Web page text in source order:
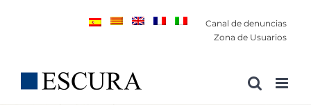
Canal de denuncias
Zona de Usuarios